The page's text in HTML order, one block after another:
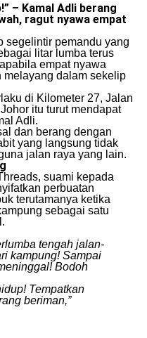
– Kamal Adli berang
ragut nyawa empat
segelintir pemandu yang
litar lumba terus
empat nyawa
dalam sekelip
di Kilometer 27, Jalan
itu turut mendapat
Adli.
dan berang dengan
yang langsung tidak
jalan raya yang lain.
suami kepada
perbuatan
terutamanya ketika
sebagai satu
tengah jalan-
kampung! Sampai
Bodoh
Tempatkan
beriman,”